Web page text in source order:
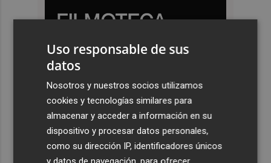
Uso responsable de sus
datos
Nosotros y nuestros socios utilizamos
cookies y tecnologías similares para
almacenar y acceder a información en su
dispositivo y procesar datos personales,
como su dirección IP, identificadores únicos